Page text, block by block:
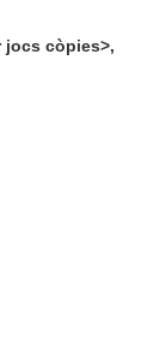
jocs còpies>,